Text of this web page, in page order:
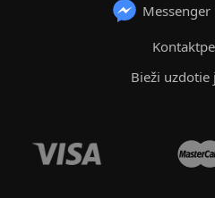
Messenger
Bieži uzdotie